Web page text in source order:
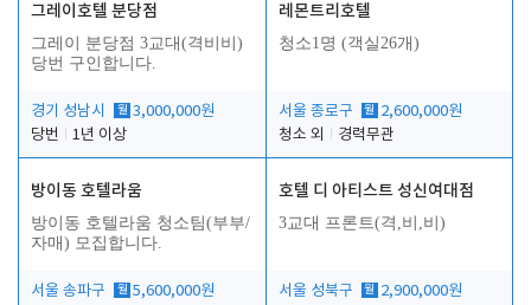
그레이호텔 분당점
그레이 분당점 3교대(격비비)
당번 구인합니다.
경기 성남시 월 3,000,000원
당번
1년 이상
레몬트리호텔
청소1명 (객실26개)
서울 종로구 월 2,600,000원
청소 외
경력무관
방이동 호텔라움
방이동 호텔라움 청소팀(부부/
자매) 모집합니다.
서울 송파구 월 5,600,000원
호텔 디 아티스트 성신여대점
3교대 프론트(격,비,비)
서울 성북구 월 2,900,000원